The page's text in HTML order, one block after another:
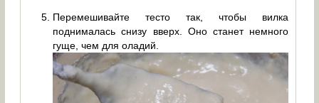
Перемешивайте тесто так, чтобы вилка
поднималась снизу вверх. Оно станет немного
гуще, чем для оладий.